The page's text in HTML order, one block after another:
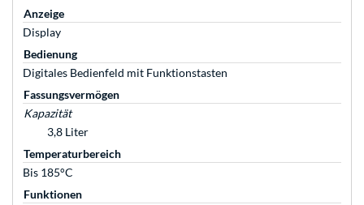
Anzeige
Display
Bedienung
Digitales Bedienfeld mit Funktionstasten
Fassungsvermögen
Kapazität
3,8 Liter
Temperaturbereich
Bis 185°C
Funktionen